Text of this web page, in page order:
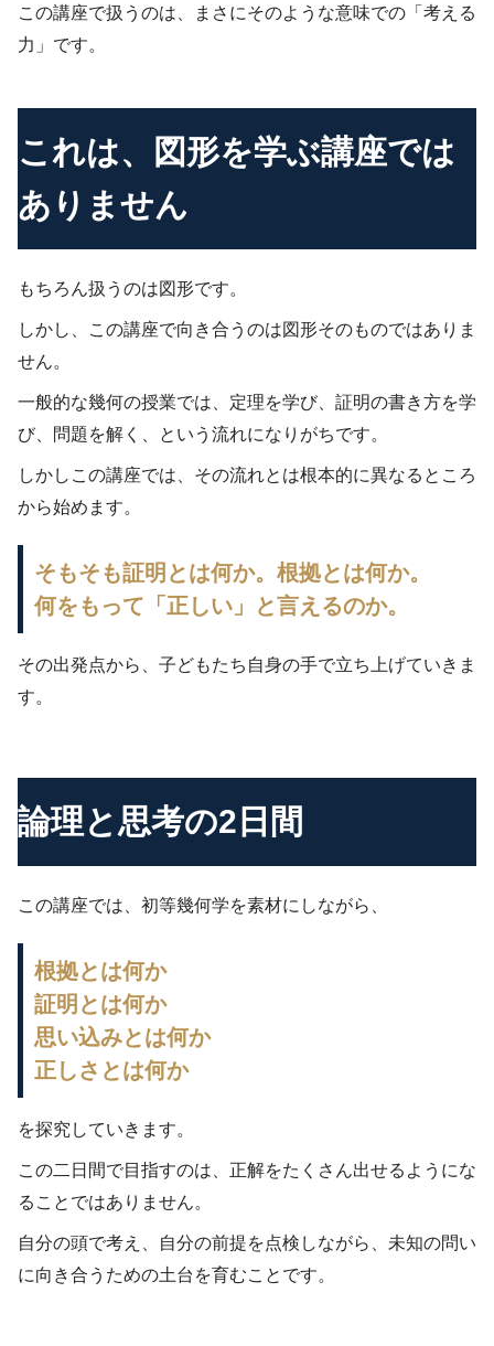
この講座で扱うのは、まさにそのような意味での「考える
力」です。
これは、図形を学ぶ講座では
ありません
もちろん扱うのは図形です。
しかし、この講座で向き合うのは図形そのものではありま
せん。
一般的な幾何の授業では、定理を学び、証明の書き方を学
び、問題を解く、という流れになりがちです。
しかしこの講座では、その流れとは根本的に異なるところ
から始めます。
そもそも証明とは何か。根拠とは何か。
何をもって「正しい」と言えるのか。
その出発点から、子どもたち自身の手で立ち上げていきま
す。
論理と思考の2日間
この講座では、初等幾何学を素材にしながら、
根拠とは何か
証明とは何か
思い込みとは何か
正しさとは何か
を探究していきます。
この二日間で目指すのは、正解をたくさん出せるようにな
ることではありません。
自分の頭で考え、自分の前提を点検しながら、未知の問い
に向き合うための土台を育むことです。